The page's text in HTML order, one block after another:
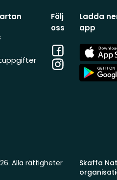
Följ
oss
Facebook
Instagram
Ladda
app
App
Store
App
Store
Skaffa
Alla rättigheter